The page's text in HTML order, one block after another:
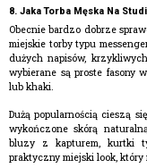
8. Jaka Torba Męska Na
Obecnie bardzo dobrze
miejskie torby typu
dużych napisów,
wybierane są proste fasony
lub khaki.
Dużą popularnością cieszą się
wykończone skórą
bluzy z kapturem, kurtki
praktyczny miejski look,